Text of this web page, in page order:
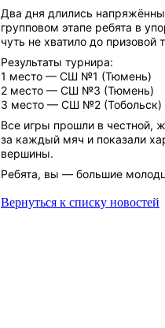
Два дня длились
групповом этапе ребята в
чуть не хватило до
Результаты турнира:
1 место — СШ №1 (Тюмень)
2 место — СШ №3 (Тюмень)
3 место — СШ №2 (Тобольск)
Все игры прошли в честной,
за каждый мяч и показали
вершины.
Ребята, вы — большие
Вернуться к списку новостей